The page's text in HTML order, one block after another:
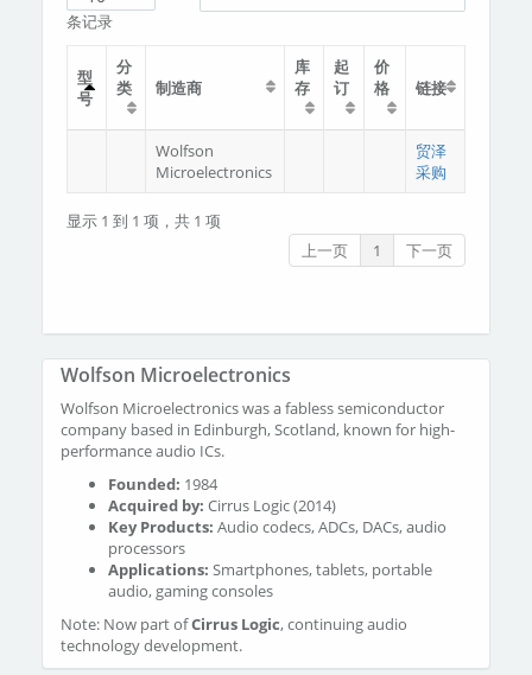
条记录
型
号
分
类
制造商
库
存
起
订
价
格
链接
Wolfson
Microelectronics
贸泽
采购
显示 1 到 1 项，共 1 项
上一页
1 下一页
Wolfson Microelectronics
Wolfson Microelectronics was a fabless semiconductor
company based in Edinburgh, Scotland, known for high-
performance audio ICs.
Founded: 1984
Acquired by: Cirrus Logic (2014)
Key Products: Audio codecs, ADCs, DACs, audio
processors
Applications: Smartphones, tablets, portable
audio, gaming consoles
Note: Now part ofCirrus Logic, continuing audio
technology development.